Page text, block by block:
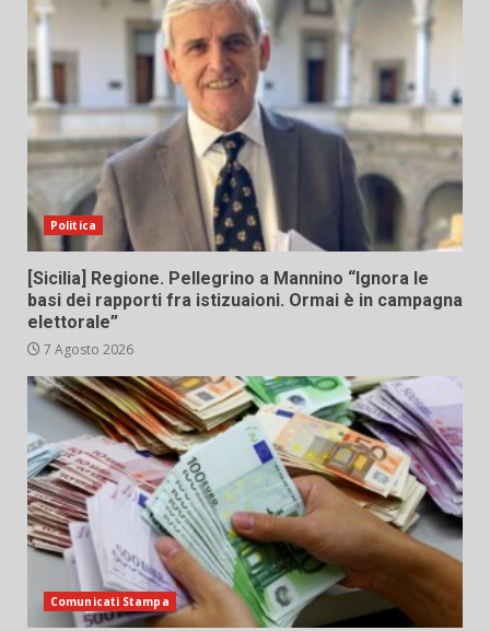
Politica
[Sicilia] Regione. Pellegrino a Mannino “Ignora le
basi dei rapporti fra istizuaioni. Ormai è in campagna
elettorale”
7 Agosto 2026
Comunicati Stampa